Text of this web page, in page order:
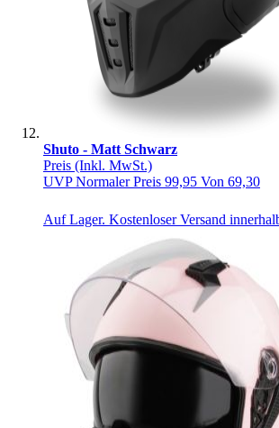
Shuto - Matt Schwarz
Preis (Inkl. MwSt.)
UVPNormaler Preis 99,95 Von 69,30
Auf Lager. Kostenloser Versand